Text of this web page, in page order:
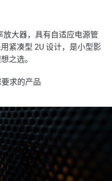
放大器，具有自适应电源管
紧凑型 2U 设计，是小型影
之选。
求的产品